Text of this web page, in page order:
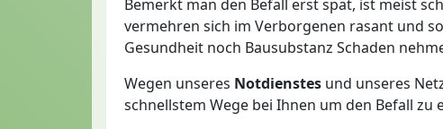
Bemerkt man den Befall erst spät, ist meist
vermehren sich im Verborgenen rasant und
Gesundheit noch Bausubstanz Schaden
Wegen unseres Notdienstes und unseres
schnellstem Wege bei Ihnen um den Befall zu